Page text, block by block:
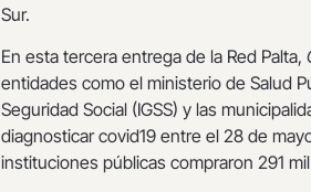
Sur.
En esta tercera entrega de la Red Palta,
entidades como el ministerio de Salud
Seguridad Social (IGSS) y las
diagnosticar covid19 entre el 28 de
instituciones públicas compraron 291